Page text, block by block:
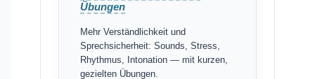
Übungen
Mehr Verständlichkeit und
Sprechsicherheit: Sounds, Stress,
Rhythmus, Intonation — mit kurzen,
gezielten Übungen.